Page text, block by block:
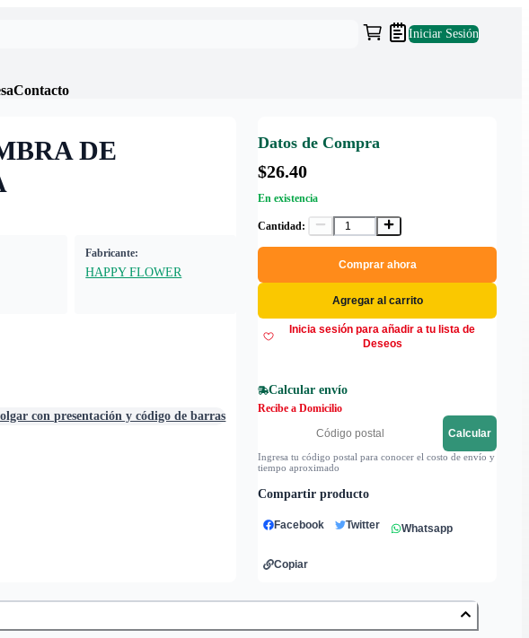
Iniciar Sesión
Contacto
DE
Fabricante:
HAPPY FLOWER
con presentación y código de barras
Datos de Compra
$26.40
En existencia
Cantidad:
Comprar ahora
Agregar al carrito
Inicia sesión para añadir a tu lista de
Deseos
Calcular envío
Recibe a Domicilio
Calcular
Ingresa tu código postal para conocer el costo de envío y
tiempo aproximado
Compartir producto
Facebook Twitter Whatsapp
Copiar